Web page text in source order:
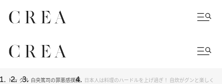
トッ グル 白央篤司の罪悪感撲滅
日本人は料理のハードルを上げ過ぎ！ 自炊がグンと楽しく